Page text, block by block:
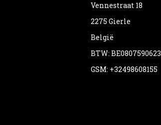
Vennestraat 18
2275 Gierle
België
BTW: BE0807590623
GSM: +32498608155